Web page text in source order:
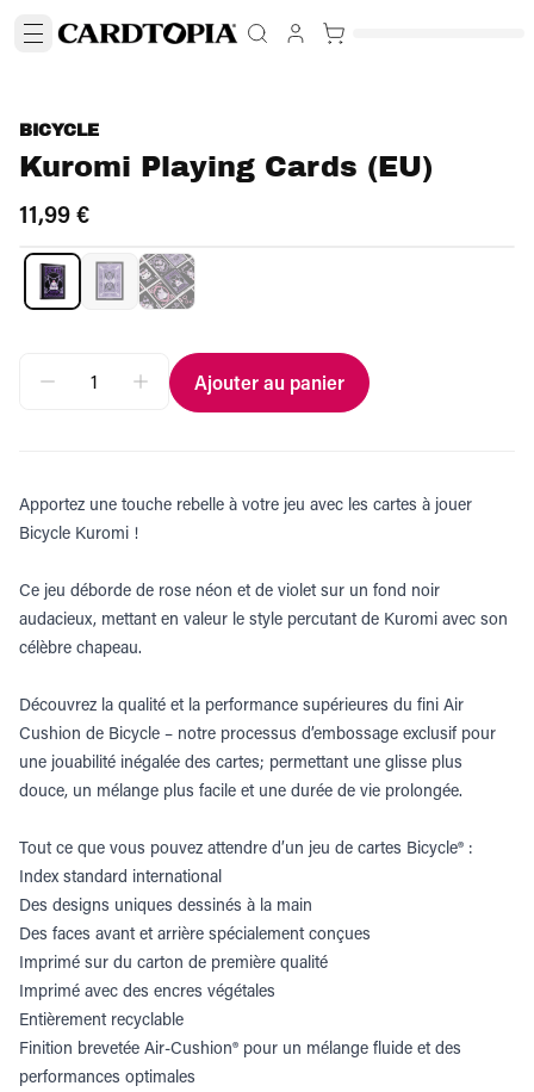
BICYCLE
Kuromi Playing Cards (EU)
11,99 €
Ajouter au panier
Apportez une touche rebelle à votre jeu avec les cartes à jouer
Bicycle Kuromi !
Ce jeu déborde de rose néon et de violet sur un fond noir
audacieux, mettant en valeur le style percutant de Kuromi avec son
célèbre chapeau.
Découvrez la qualité et la performance supérieures du fini Air
Cushion de Bicycle – notre processus d’embossage exclusif pour
une jouabilité inégalée des cartes; permettant une glisse plus
douce, un mélange plus facile et une durée de vie prolongée.
Tout ce que vous pouvez attendre d’un jeu de cartes Bicycle® :
Index standard international
Des designs uniques dessinés à la main
Des faces avant et arrière spécialement conçues
Imprimé sur du carton de première qualité
Imprimé avec des encres végétales
Entièrement recyclable
Finition brevetée Air-Cushion® pour un mélange fluide et des
performances optimales